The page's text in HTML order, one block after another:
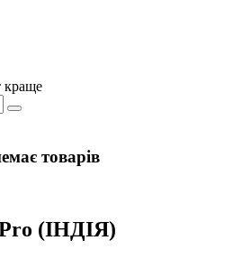
краще
товарів
(ІНДІЯ)